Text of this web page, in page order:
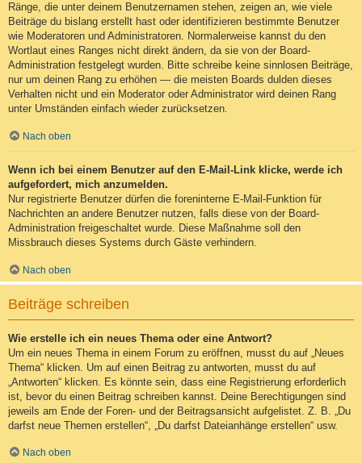
Ränge, die unter deinem Benutzernamen stehen, zeigen an, wie viele
Beiträge du bislang erstellt hast oder identifizieren bestimmte Benutzer
wie Moderatoren und Administratoren. Normalerweise kannst du den
Wortlaut eines Ranges nicht direkt ändern, da sie von der Board-
Administration festgelegt wurden. Bitte schreibe keine sinnlosen Beiträge,
nur um deinen Rang zu erhöhen — die meisten Boards dulden dieses
Verhalten nicht und ein Moderator oder Administrator wird deinen Rang
unter Umständen einfach wieder zurücksetzen.
Nach oben
Wenn ich bei einem Benutzer auf den E-Mail-Link klicke, werde ich
aufgefordert, mich anzumelden.
Nur registrierte Benutzer dürfen die foreninterne E-Mail-Funktion für
Nachrichten an andere Benutzer nutzen, falls diese von der Board-
Administration freigeschaltet wurde. Diese Maßnahme soll den
Missbrauch dieses Systems durch Gäste verhindern.
Nach oben
Beiträge schreiben
Wie erstelle ich ein neues Thema oder eine Antwort?
Um ein neues Thema in einem Forum zu eröffnen, musst du auf „Neues
Thema“ klicken. Um auf einen Beitrag zu antworten, musst du auf
„Antworten“ klicken. Es könnte sein, dass eine Registrierung erforderlich
ist, bevor du einen Beitrag schreiben kannst. Deine Berechtigungen sind
jeweils am Ende der Foren- und der Beitragsansicht aufgelistet. Z. B. „Du
darfst neue Themen erstellen“, „Du darfst Dateianhänge erstellen“ usw.
Nach oben